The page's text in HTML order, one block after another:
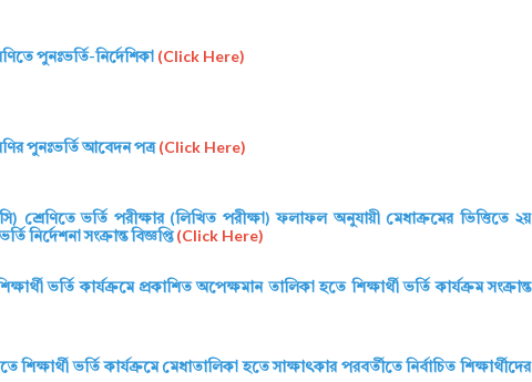
পুনঃভর্তি-নির্দেশিকা (Click Here)
পুনঃভর্তি আবেদন পত্র (Click Here)
শ্রেণিতে ভর্তি পরীক্ষার (লিখিত পরীক্ষা) ফলাফল অনুযায়ী মেধাক্রমের ভিত্তিতে ২য়
নির্দেশনা সংক্রান্ত বিজ্ঞপ্তি(Click Here)
ভর্তি কার্যক্রমে প্রকাশিত অপেক্ষমান তালিকা হতে শিক্ষার্থী ভর্তি কার্যক্রম সংক্রান্ত
শিক্ষার্থী ভর্তি কার্যক্রমে মেধাতালিকা হতে সাক্ষাৎকার পরবর্তীতে নির্বাচিত শিক্ষার্থীদের